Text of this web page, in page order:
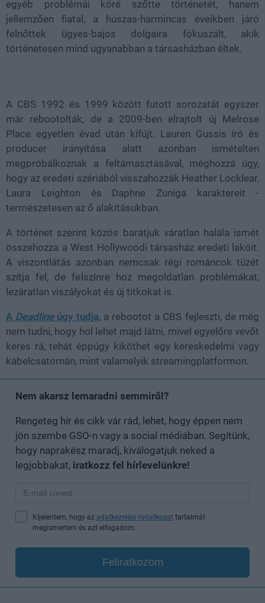
egyéb problémái köré szőtte történetét, hanem
jellemzően fiatal, a húszas-harmincas éveikben járó
felnőttek ügyes-bajos dolgaira fókuszált, akik
történetesen mind ugyanabban a társasházban éltek.
A CBS 1992 és 1999 között futott sorozatát egyszer
már rebootolták, de a 2009-ben elrajtolt új Melrose
Place egyetlen évad után kifújt. Lauren Gussis író és
producer irányítása alatt azonban ismételten
megpróbálkoznak a feltámasztásával, méghozzá úgy,
hogy az eredeti szériából visszahozzák Heather Locklear,
Laura Leighton és Daphne Zuniga karaktereit -
természetesen az ő alakításukban.
A történet szerint közös barátjuk váratlan halála ismét
összehozza a West Hollywoodi társasház eredeti lakóit.
A viszontlátás azonban nemcsak régi románcok tüzét
szítja fel, de felszínre hoz megoldatlan problémákat,
lezáratlan viszályokat és új titkokat is.
A Deadlineúgy tudja, a rebootot a CBS fejleszti, de még
nem tudni, hogy hol lehet majd látni, mivel egyelőre vevőt
keres rá, tehát éppúgy kiköthet egy kereskedelmi vagy
kábelcsatornán, mint valamelyik streamingplatformon.
Nem akarsz lemaradni semmiről?
Rengeteg hír és cikk vár rád, lehet, hogy éppen nem
jön szembe GSO-n vagy a social médiában. Segítünk,
hogy naprakész maradj, kiválogatjuk neked a
legjobbakat, iratkozz fel hírlevelünkre!
Kijelentem, hogy az adatkezelési nyilatkozat tartalmát
megismertem és azt elfogadom.
Feliratkozom